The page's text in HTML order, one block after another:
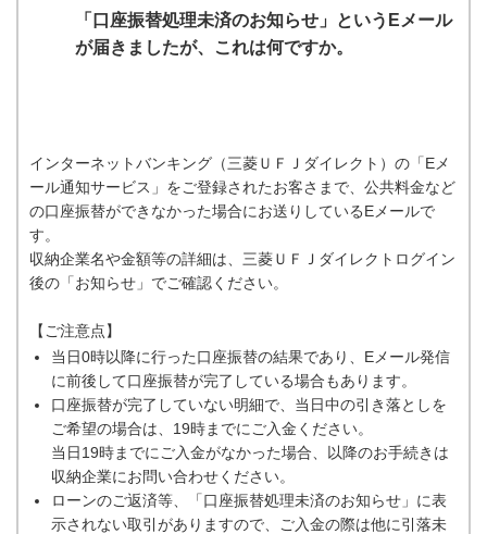
「口座振替処理未済のお知らせ」というEメール
が届きましたが、これは何ですか。
インターネットバンキング（三菱ＵＦＪダイレクト）の「Eメ
ール通知サービス」をご登録されたお客さまで、公共料金など
の口座振替ができなかった場合にお送りしているEメールで
す。
収納企業名や金額等の詳細は、三菱ＵＦＪダイレクトログイン
後の「お知らせ」でご確認ください。
【ご注意点】
当日0時以降に行った口座振替の結果であり、Eメール発信
に前後して口座振替が完了している場合もあります。
口座振替が完了していない明細で、当日中の引き落としを
ご希望の場合は、19時までにご入金ください。
当日19時までにご入金がなかった場合、以降のお手続きは
収納企業にお問い合わせください。
ローンのご返済等、「口座振替処理未済のお知らせ」に表
示されない取引がありますので、ご入金の際は他に引落未